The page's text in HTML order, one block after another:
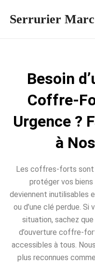
Serrurier Marc
Besoin
Coffre-
Urgence ?
à
Les coffres-forts sont
protéger vos biens
deviennent inutilisables
ou d’une clé perdue.
situation, sachez
d’ouverture coffre-
accessibles à tous.
plus reconnues